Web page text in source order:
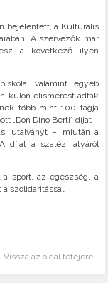
bejelentett, a Kulturális
A szervezők már
a következő ilyen
valamint egyéb
külön elismerést adtak
több mint 100 tagja
„Don Dino Berti” díjat –
utalványt –, miután a
díjat a szalézi atyáról
sport, az egészség, a
szolidaritással.
Vissza az oldal tetejére